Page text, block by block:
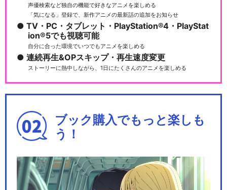
声優検索など独自の機能で好きなアニメを楽しめる
「気になる」登録で、新作アニメの最新話の追加をお知らせ
TV・PC・タブレット・PlayStation®4・PlayStat
ion®5でも視聴可能
自分に合った環境でいつでもアニメを楽しめる
連続再生&OPスキップ・再生速度変更
ストーリーに熱中しながら、1日にたくさんのアニメを楽しめる
ブック購入でもっと楽しも
う！